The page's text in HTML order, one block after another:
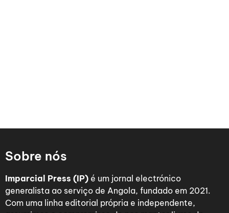
Sobre nós
Imparcial Press (IP) é um jornal electrónico
generalista ao serviço de Angola, fundado em 2021.
Com uma linha editorial própria e independente,